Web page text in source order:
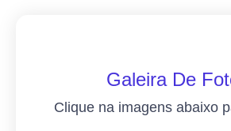
Galeira De
Clique na imagens abaixo